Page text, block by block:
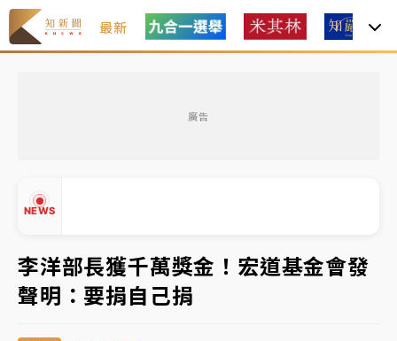
最新
廣告
NEWS
有片｜
連根拔起
中颱白海豚風雨來了！中部以北防豪雨 今晚、明天影
響最劇烈
白海豚逼近！北市水門只出不進 未移置車輛最高罰
李洋部長獲千萬獎金！宏道基金會發
聲明：要捐自己捐